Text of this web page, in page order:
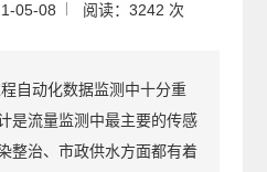
05-08 阅读：3242 次
自动化数据监测中十分重
是流量监测中最主要的传感
整治、市政供水方面都有着